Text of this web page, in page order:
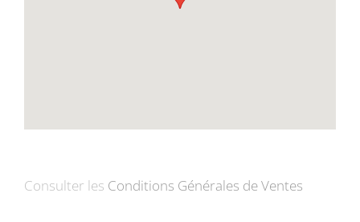
Consulter les Conditions Générales de Ventes